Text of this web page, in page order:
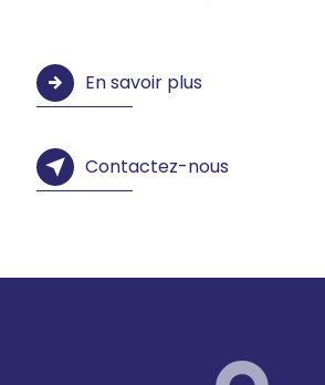
En savoir plus
Contactez-nous